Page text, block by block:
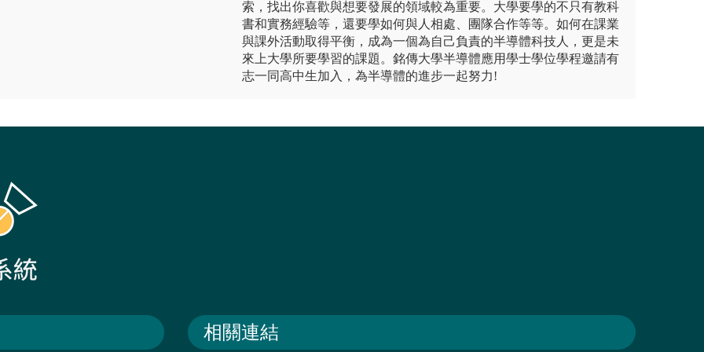
索，找出你喜歡與想要發展的領域較為重要。大學要學的不只有教科
書和實務經驗等，還要學如何與人相處、團隊合作等等。如何在課業
與課外活動取得平衡，成為一個為自己負責的半導體科技人，更是未
來上大學所要學習的課題。銘傳大學半導體應用學士學位學程邀請有
志一同高中生加入，為半導體的進步一起努力!
相關連結